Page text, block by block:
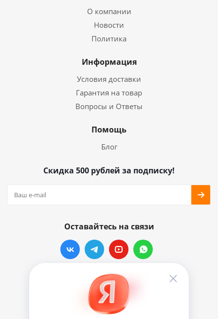
О компании
Новости
Политика
Информация
Условия доставки
Гарантия на товар
Вопросы и Ответы
Помощь
Блог
Скидка 500 рублей за подписку!
Оставайтесь на связи
Наши контакты
info@vinylmarkt.ru